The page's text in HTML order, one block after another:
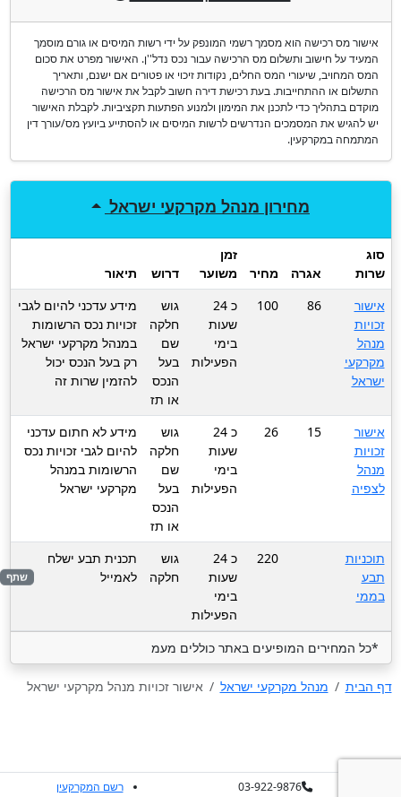
אישור מס רכישה הוא מסמך רשמי המונפק על ידי רשות המיסים או גורם מוסמך
המעיד על חישוב ותשלום מס הרכישה עבור נכס נדל''ן. האישור מפרט את סכום
המס המחויב, שיעורי המס החלים, נקודות זיכוי או פטורים אם ישנם, ותאריך
התשלום או ההתחייבות. בעת רכישת דירה חשוב לקבל את אישור מס הרכישה
מוקדם בתהליך כדי לתכנן את המימון ולמנוע הפתעות תקציביות. לקבלת האישור
יש להגיש את המסמכים הנדרשים לרשות המיסים או להסתייע ביועץ מס/עורך דין
המתמחה במקרקעין.
מחירון מנהל מקרקעי ישראל
סוג
שרות
אגרה מחיר
זמן
משוער
דרוש
תיאור
אישור
זכויות
מנהל
מקרקעי
ישראל
86
100
כ 24
שעות
בימי
הפעילות
גוש
חלקה
שם
בעל
הנכס
או תז
מידע עדכני להיום לגבי
זכויות נכס הרשומות
במנהל מקרקעי ישראל
רק בעל הנכס יכול
להזמין שרות זה
אישור
זכויות
מנהל
לצפיה
15
26
כ 24
שעות
בימי
הפעילות
גוש
חלקה
שם
בעל
הנכס
או תז
מידע לא חתום עדכני
להיום לגבי זכויות נכס
הרשומות במנהל
מקרקעי ישראל
תוכניות
תבע
בממי
220
כ 24
שעות
בימי
הפעילות
גוש
חלקה
תכנית תבע ישלח
לאמייל
*כל המחירים המופיעים באתר כוללים מעמ
דף הבית מנהל מקרקעי ישראל אישור זכויות מנהל מקרקעי ישראל
03-922-9876
רשם המקרקעין
שתף